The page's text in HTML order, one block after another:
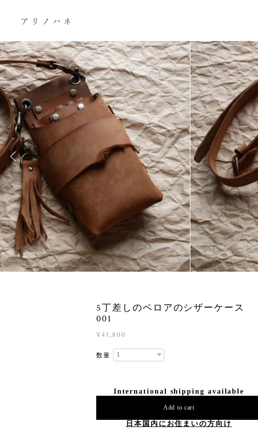
5丁差しのベロアのシザーケース
001
¥41,800
数量
International shipping available
Add to cart
日本国内にお住まいの方向け